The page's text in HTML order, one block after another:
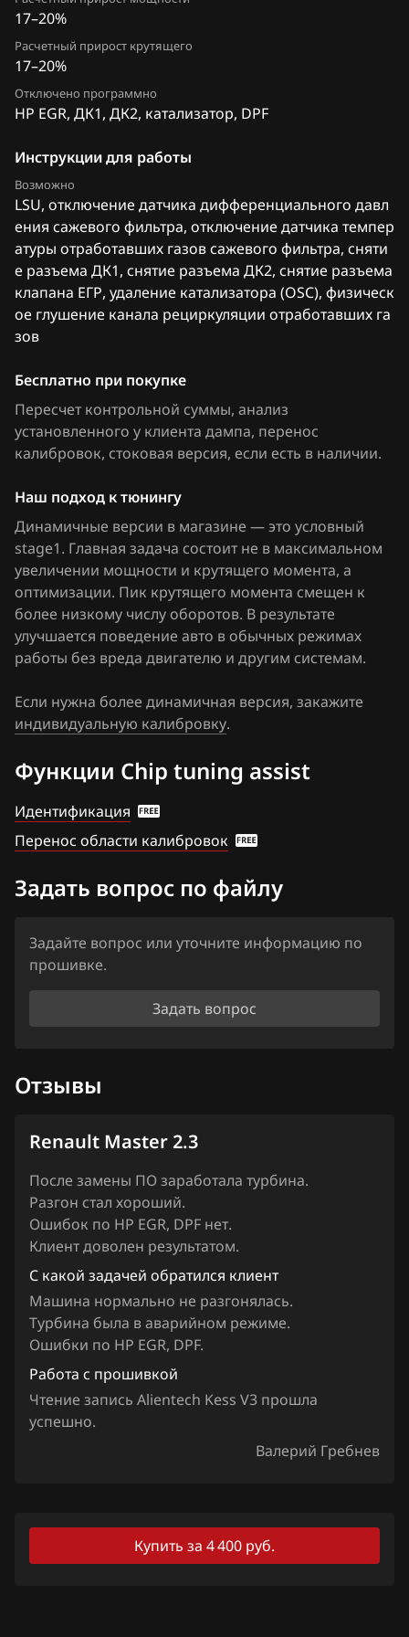
Extreme moto
FAW
Ford
Forthing
Foton
GAC
Geely
Genesis
GMC
Great Wall
Groz
Haima
Hawtai
Honda
Hongqi
Howo
Hummer
Hyundai
Infiniti
Iran Khodro
Isuzu
Iveco
JAC
Jaguar
Jeep
Jetour
King Long
KYC
Lancia
Land Rover
Lexus
Lifan
Livan
Luxgen
Siemens SID 310
Siemens SID 321
Siemens Sim32
17–20%
Расчетный прирост крутящего
17–20%
Отключено программно
HP EGR, ДК1, ДК2, катализатор, DPF
Инструкции для работы
Возможно
LSU, отключение датчика дифференциального давл
ения сажевого фильтра, отключение датчика темпер
атуры отработавших газов сажевого фильтра, сняти
е разъема ДК1, снятие разъема ДК2, снятие разъема
клапана ЕГР, удаление катализатора (OSC), физическ
ое глушение канала рециркуляции отработавших га
зов
Бесплатно при покупке
Пересчет контрольной суммы, анализ
установленного у клиента дампа, перенос
калибровок, стоковая версия, если есть в наличии.
Наш подход к тюнингу
Динамичные версии в магазине — это условный
stage1. Главная задача состоит не в максимальном
увеличении мощности и крутящего момента, а
оптимизации. Пик крутящего момента смещен к
более низкому числу оборотов. В результате
улучшается поведение авто в обычных режимах
работы без вреда двигателю и другим системам.
Если нужна более динамичная версия, закажите
индивидуальную калибровку.
Функции Chip tuning assist
Идентификация
Перенос области калибровок
Задать вопрос по файлу
Задайте вопрос или уточните информацию по
прошивке.
Задать вопрос
Отзывы
Renault Master 2.3
После замены ПО заработала турбина.
Разгон стал хороший.
Ошибок по HP EGR, DPF нет.
Клиент доволен результатом.
С какой задачей обратился клиент
Машина нормально не разгонялась.
Турбина была в аварийном режиме.
Ошибки по HP EGR, DPF.
Работа с прошивкой
Чтение запись Alientech Kess V3 прошла
успешно.
Валерий Гребнев
Купить за 4 400 руб.